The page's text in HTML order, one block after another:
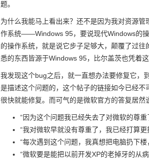
题。
为什么我能马上看出来？还不是因为我对资源
作系统——Windows 95，要说现代Windows的
的操作系统，就是说它步子足够大，颠覆了过
悉的东西皆源于Windows 95，比尔盖茨也凭着
我发现这个bug之后，就一直想办法要修复它，
是描述这个问题的，这个帖子的链接如今已经
很快就能修复。而可气的是微软官方的答复居然
“因为这个问题我已经失去了对微软的尊重
“我对微软早就没有尊重了，我已经打算更
“每次遇到这个问题，我真想把电脑扔下
“微软要是能把以前开发XP的老掉牙的从